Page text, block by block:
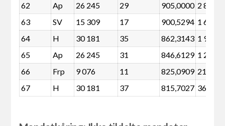
62
Ap 26 245 29 905,0000 2 879
63
SV 15 309 17 900,5294 1 612
64
H 30 181 35 862,3143 1 981
65
Ap 26 245 31 846,6129 1 268
66
Frp 9 076 11 825,0909 213
67
H 30 181 37 815,7027 369